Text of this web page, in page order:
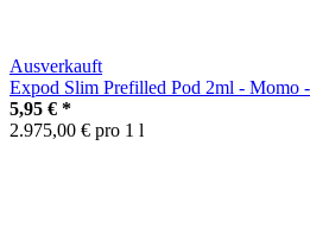
Ausverkauft
Expod Slim Prefilled Pod 2ml - Momo
5,95 € *
2.975,00 € pro 1 l